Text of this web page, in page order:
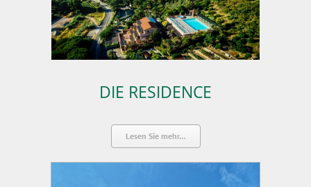
DIE RESIDENCE
Lesen Sie mehr…